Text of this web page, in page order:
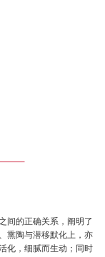
间的正确关系，阐明了
熏陶与潜移默化上，亦
化，细腻而生动；同时